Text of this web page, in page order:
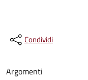
Condividi
Argomenti